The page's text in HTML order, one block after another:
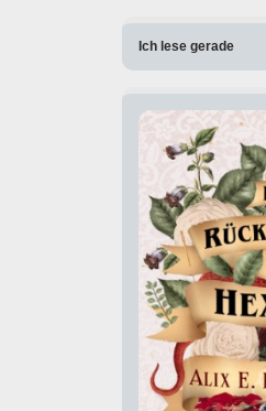
Ich lese gerade